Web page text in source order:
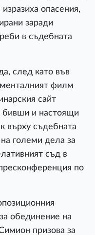
опасения,
заради
в съдебната
след като във
филм
сайт
бивши и настоящи
върху съдебната
големи дела за
съд в
по
обединение на
призова за